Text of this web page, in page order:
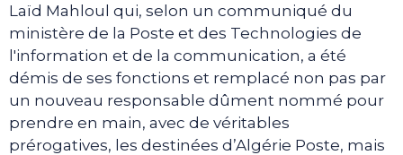
Laïd Mahloul qui, selon un communiqué du
ministère de la Poste et des Technologies de
l'information et de la communication, a été
démis de ses fonctions et remplacé non pas par
un nouveau responsable dûment nommé pour
prendre en main, avec de véritables
prérogatives, les destinées d’Algérie Poste, mais